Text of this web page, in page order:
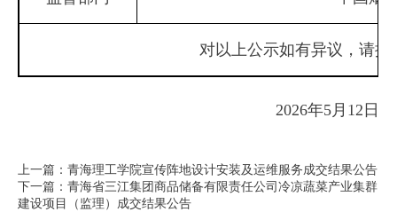
对以上公示如有异议，请按
2026年5月12日
上一篇：青海理工学院宣传阵地设计安装及运维服务成交结果公告
下一篇：青海省三江集团商品储备有限责任公司冷凉蔬菜产业集群
建设项目（监理）成交结果公告